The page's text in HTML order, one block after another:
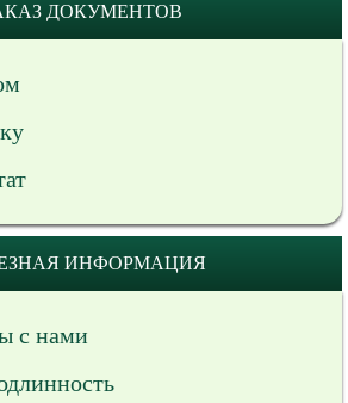
ДОКУМЕНТОВ
ИНФОРМАЦИЯ
с нами